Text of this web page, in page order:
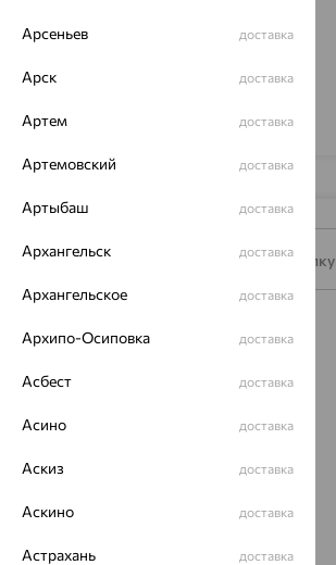
Подписаться на рассылку
Каталог
Акции
Магазины
ул. Зегеля, 27/2
Арсеньев доставка
Арск доставка
Артем доставка
Артемовский доставка
Артыбаш доставка
Архангельск доставка
Архангельское доставка
Архипо-Осиповка доставка
Асбест доставка
Асино доставка
Аскиз доставка
Аскино доставка
Астрахань доставка